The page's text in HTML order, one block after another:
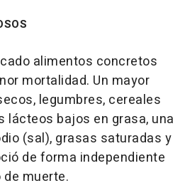
alimentos concretos
mortalidad. Un mayor
legumbres, cereales
lácteos bajos en grasa, una
(sal), grasas saturadas y
de forma independiente
muerte.